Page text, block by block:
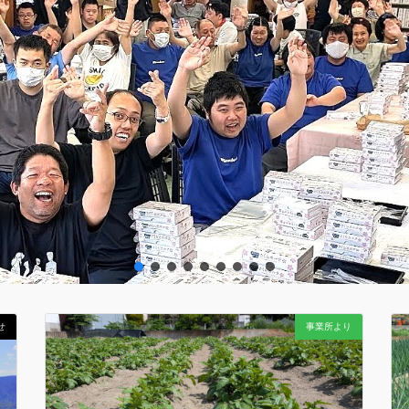
事業所より